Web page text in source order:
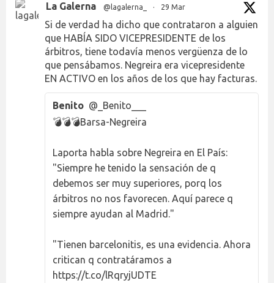
La Galerna @lagalerna_ · 29 Mar
Si de verdad ha dicho que contrataron a alguien
que HABÍA SIDO VICEPRESIDENTE de los
árbitros, tiene todavía menos vergüenza de lo
que pensábamos. Negreira era vicepresidente
EN ACTIVO en los años de los que hay facturas.
Benito @_Benito___
💣💣💣Barsa-Negreira
Laporta habla sobre Negreira en El País:
"Siempre he tenido la sensación de q
debemos ser muy superiores, porq los
árbitros no nos favorecen. Aquí parece q
siempre ayudan al Madrid."
"Tienen barcelonitis, es una evidencia. Ahora
critican q contratáramos a
https://t.co/lRqryjUDTE